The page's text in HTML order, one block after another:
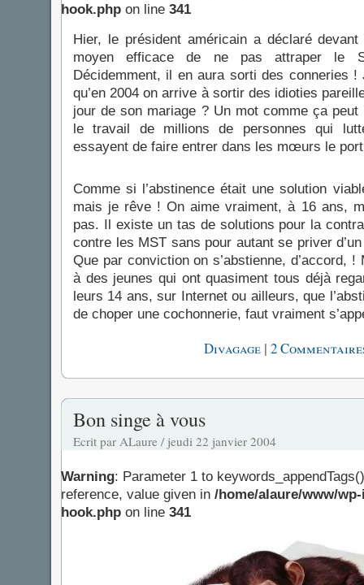
hook.php on line 341
Hier, le président américain a déclaré
moyen efficace de ne pas attraper le
Décidemment, il en aura sorti des conneries !
qu’en 2004 on arrive à sortir des idioties
jour de son mariage ? Un mot comme ça
le travail de millions de personnes qui
essayent de faire entrer dans les mœurs le
Comme si l’abstinence était une solution
mais je rêve ! On aime vraiment, à 16 ans,
pas. Il existe un tas de solutions pour la
contre les MST sans pour autant se priver
Que par conviction on s’abstienne, d’accord,
à des jeunes qui ont quasiment tous déjà
leurs 14 ans, sur Internet ou ailleurs, que
de choper une cochonnerie, faut vraiment
Divagage | 2
Bon singe à vous
Ecrit par ALaure / jeudi 22 janvier 2004
Warning: Parameter 1 to
reference, value given in /home/alaure/www/
hook.php on line 341